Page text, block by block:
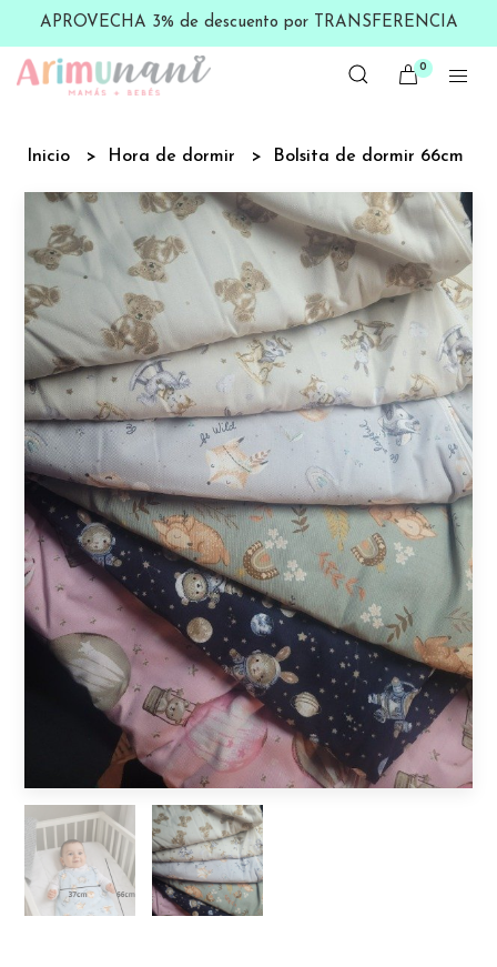
APROVECHA 3% de descuento por TRANSFERENCIA
0
Inicio Hora de dormir Bolsita de dormir 66cm